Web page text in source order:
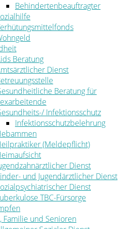
Behindertenbeauftragter
Beratung
Dienst
Beratung für
Infektionsschutz
Infektionsschutzbelehrung
(Meldepflicht)
Dienst
und Jugendärztlicher Dienst
Dienst
TBC-Fürsorge
Familie und Senioren